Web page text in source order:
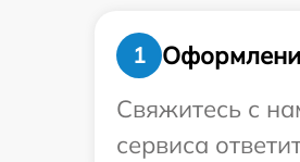
1
Свяжитесь с
сервиса